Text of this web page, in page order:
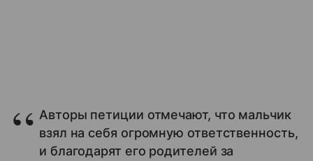
Авторы петиции отмечают, что мальчик
взял на себя огромную ответственность,
и благодарят его родителей за